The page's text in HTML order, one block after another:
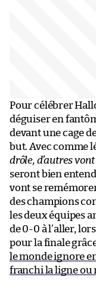
Pour célébrer
déguiser en
devant une cage
but. Avec comme
drôle, d’autres
seront bien
vont se
des champions
les deux équipes
de 0-0 à l’aller,
pour la finale
le monde ignore
franchi la ligne ou